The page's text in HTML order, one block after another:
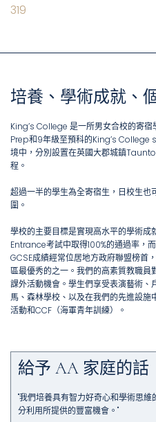
319
培養、學術成就、
King’s College 是一所男女合校的寄
Prep和9年級至預科的King’s
境中，分別設置在英國大郡城鎮
程。
超過一半的學生為全寄宿生，日校生
圍。
學校的主要目標是實現高水平的學術
Entrance考試中取得100%的通過率
GCSE成績經常位居地方政府聯盟榜
區最優秀的之一。我們的高素質教職
課外活動機會。學生們享受表演藝術
馬、森林學校、以及在我們的先進設
活動和CCF（海軍青年訓練）。
給予 AA 家庭的話
"我們培養具有智力好奇心和學術思
分利用所提供的豐富機會。"